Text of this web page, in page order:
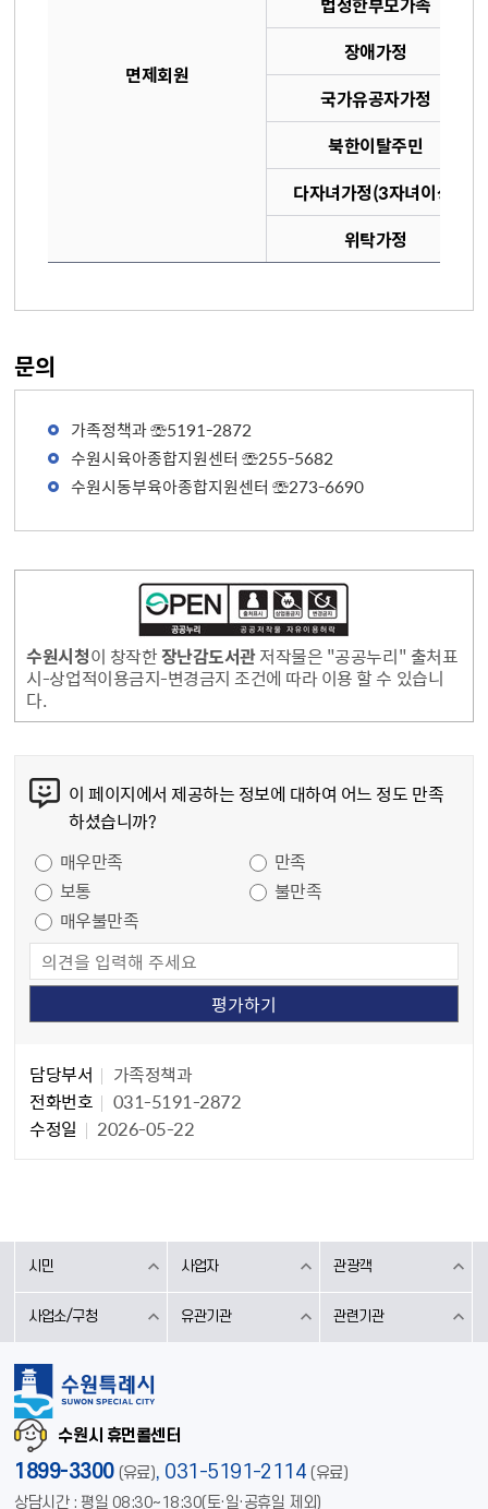
면제회원
장애가정
국가유공자가정
북한이탈주민
다자녀가정(3자녀이상)
위탁가정
문의
가족정책과 ☏5191-2872
수원시육아종합지원센터 ☏255-5682
수원시동부육아종합지원센터 ☏273-6690
수원시청이 창작한장난감도서관저작물은 "공공누리" 출처표
시-상업적이용금지-변경금지 조건에 따라 이용 할 수 있습니
다.
이 페이지에서 제공하는 정보에 대하여 어느 정도 만족
하셨습니까?
매우만족
만족
보통
불만족
매우불만족
담당부서
가족정책과
전화번호
031-5191-2872
수정일
2026-05-22
시민 사업자 관광객
사업소/구청 유관기관 관련기관
수원시 휴먼콜센터
1899-3300 (유료), 031-5191-2114 (유료)
상담시간 : 평일 08:30~18:30(토·일·공휴일 제외)